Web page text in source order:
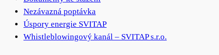
Nezávazná poptávka
Úspory energie SVITAP
Whistleblowingový kanál – SVITAP s.r.o.